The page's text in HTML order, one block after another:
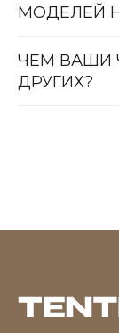
МОДЕЛЕЙ
ЧЕМ ВАШИ
ДРУГИХ?